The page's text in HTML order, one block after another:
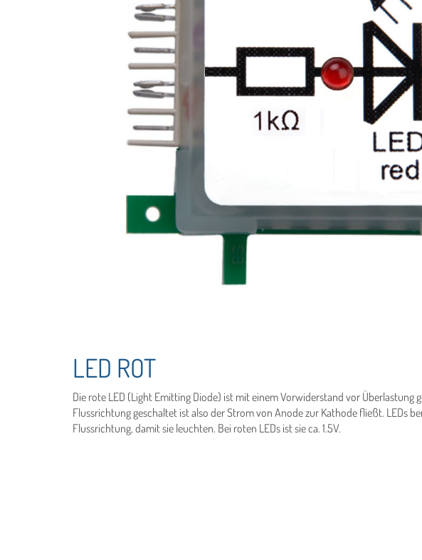
LED ROT
Die rote LED (Light Emitting Diode) ist mit einem Vorwiderstand vor Überlastung
Flussrichtung geschaltet ist also der Strom von Anode zur Kathode fließt. LEDs
Flussrichtung, damit sie leuchten. Bei roten LEDs ist sie ca. 1.5V.